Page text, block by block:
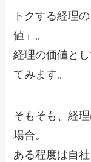
トクする経理
値」。
経理の価値と
てみます。
そもそも、経
場合。
ある程度は自